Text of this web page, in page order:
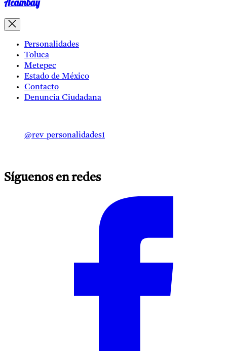
Acambay
Personalidades
Toluca
Metepec
Estado de México
Contacto
Denuncia Ciudadana
@rev_personalidades1
Síguenos en redes